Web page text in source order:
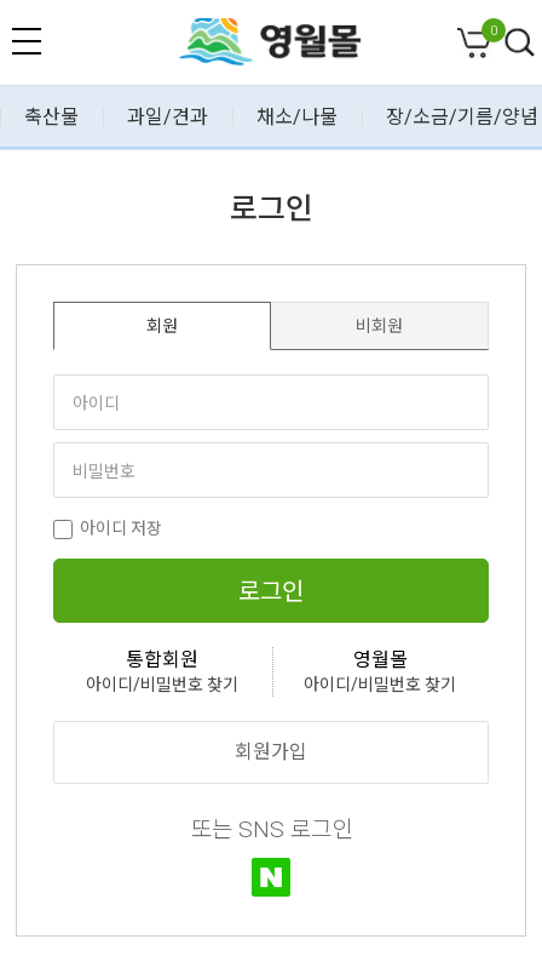
0
축산물 과일/견과 채소/나물 장/소금/기름/양념
로그인
회원 비회원
아이디 저장
로그인
통합회원
아이디/비밀번호 찾기
영월몰
아이디/비밀번호 찾기
회원가입
또는 SNS 로그인